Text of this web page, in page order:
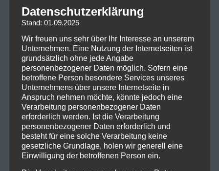
Datenschutzerklärung
Stand: 01.09.2025
Wir freuen uns sehr über Ihr Interesse an unserem
Unternehmen. Eine Nutzung der Internetseiten ist
grundsätzlich ohne jede Angabe
personenbezogener Daten möglich. Sofern eine
betroffene Person besondere Services unseres
Unternehmens über unsere Internetseite in
Anspruch nehmen möchte, könnte jedoch eine
Verarbeitung personenbezogener Daten
erforderlich werden. Ist die Verarbeitung
personenbezogener Daten erforderlich und
besteht für eine solche Verarbeitung keine
gesetzliche Grundlage, holen wir generell eine
Einwilligung der betroffenen Person ein.